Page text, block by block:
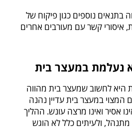
בתנאים נוספים כגון פיקוח של
איסורי קשר עם מעורבים אחרים
נעלמת במעצר בית
היא לחשוב שמעצר בית מהווה
המצוי במעצר בית עדיין נהנה
אסיר ואינו מרצה עונש. ההליך
מתנהל, ולעיתים כלל לא הוגש